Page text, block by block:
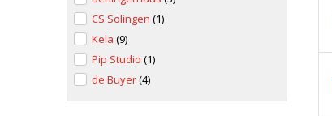
CS Solingen (1)
Kela (9)
Pip Studio (1)
de Buyer(4)